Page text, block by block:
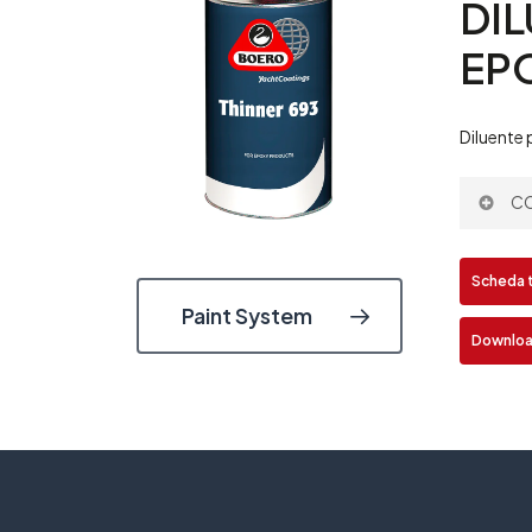
Paint System
Diluente
Scheda